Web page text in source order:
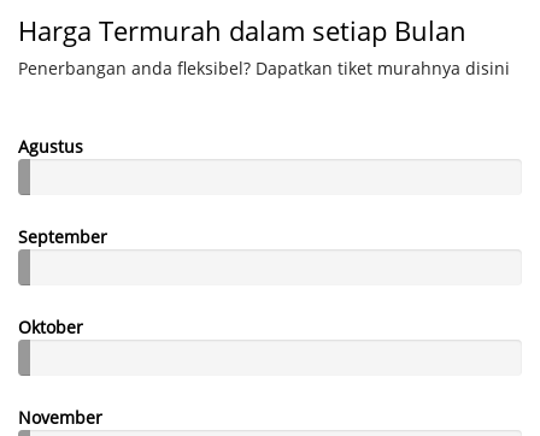
Harga Termurah dalam setiap Bulan
Penerbangan anda fleksibel? Dapatkan tiket murahnya disini
Agustus
September
Oktober
November